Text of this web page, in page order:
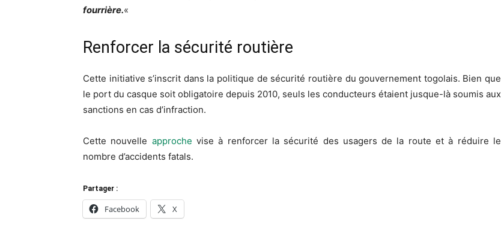
fourrière.«
Renforcer la sécurité routière
Cette initiative s’inscrit dans la politique de sécurité routière du gouvernement togolais. Bien que
le port du casque soit obligatoire depuis 2010, seuls les conducteurs étaient jusque-là soumis aux
sanctions en cas d’infraction.
Cette nouvelle approche vise à renforcer la sécurité des usagers de la route et à réduire le
nombre d’accidents fatals.
Partager :
Facebook X